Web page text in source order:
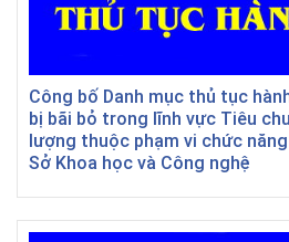
Công bố Danh mục thủ tục
bị bãi bỏ trong lĩnh vực Tiêu
lượng thuộc phạm vi chức
Sở Khoa học và Công nghệ